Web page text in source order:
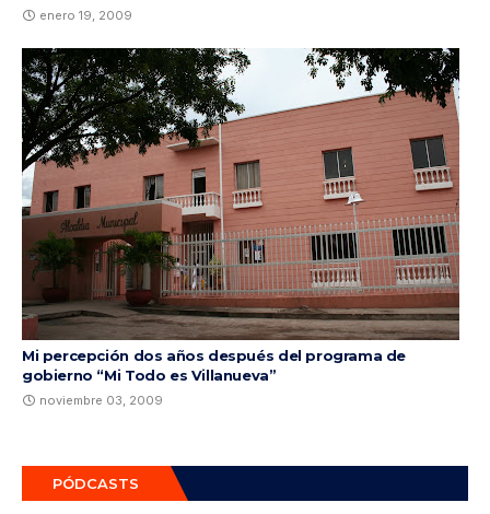
enero 19, 2009
Mi percepción dos años después del programa de
gobierno “Mi Todo es Villanueva”
noviembre 03, 2009
PÓDCASTS